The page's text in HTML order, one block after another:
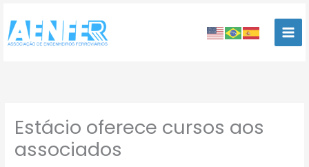
para
conteúdo
Estácio oferece cursos aos
associados